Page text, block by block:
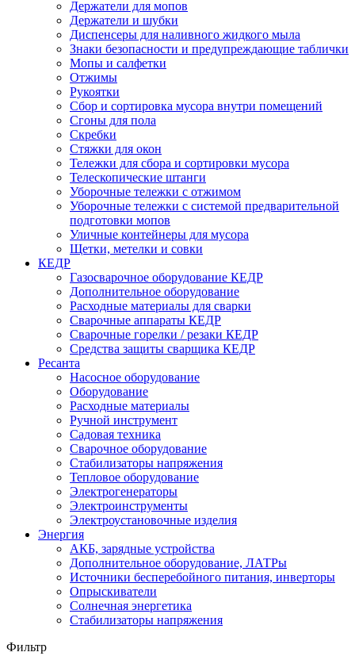
Держатели для мопов
Держатели и шубки
Диспенсеры для наливного жидкого мыла
Знаки безопасности и предупреждающие таблички
Мопы и салфетки
Отжимы
Рукоятки
Сбор и сортировка мусора внутри помещений
Сгоны для пола
Скребки
Стяжки для окон
Тележки для сбора и сортировки мусора
Телескопические штанги
Уборочные тележки с отжимом
Уборочные тележки с системой предварительной
подготовки мопов
Уличные контейнеры для мусора
Щетки, метелки и совки
КЕДР
Газосварочное оборудование КЕДР
Дополнительное оборудование
Расходные материалы для сварки
Сварочные аппараты КЕДР
Сварочные горелки / резаки КЕДР
Средства защиты сварщика КЕДР
Ресанта
Насосное оборудование
Оборудование
Расходные материалы
Ручной инструмент
Садовая техника
Сварочное оборудование
Стабилизаторы напряжения
Тепловое оборудование
Электрогенераторы
Электроинструменты
Электроустановочные изделия
Энергия
АКБ, зарядные устройства
Дополнительное оборудование, ЛАТРы
Источники бесперебойного питания, инверторы
Опрыскиватели
Солнечная энергетика
Стабилизаторы напряжения
Фильтр